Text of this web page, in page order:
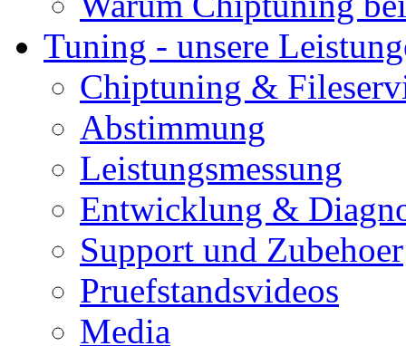
Tuning - unsere
Chiptuning &
Abstimmung
Leistungsmessung
Entwicklung &
Support und Zubehoer
Pruefstandsvideos
Media